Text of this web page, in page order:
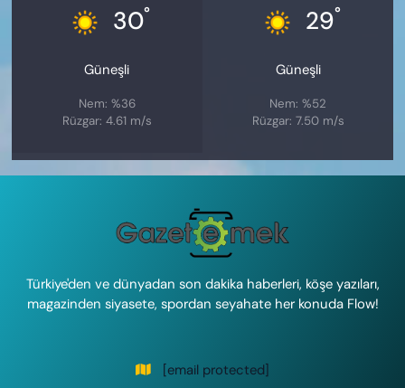
30°
Güneşli
Nem: %36
Rüzgar: 4.61 m/s
29°
Güneşli
Nem: %52
Rüzgar: 7.50 m/s
Türkiye'den ve dünyadan son dakika haberleri, köşe yazıları,
magazinden siyasete, spordan seyahate her konuda Flow!
[email protected]